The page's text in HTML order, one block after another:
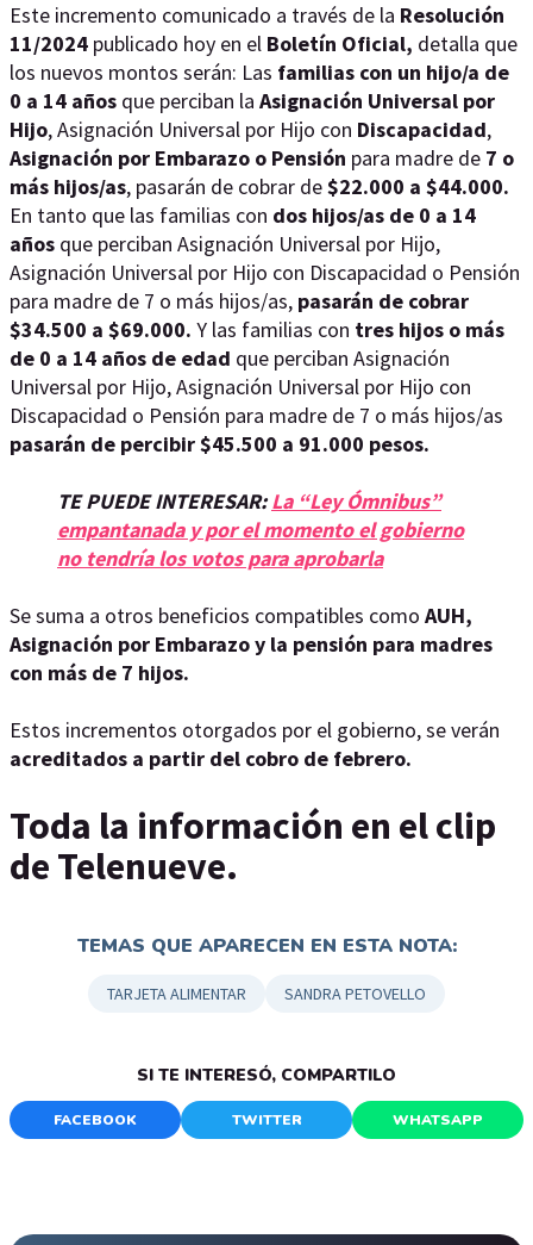
Este incremento comunicado a través de la Resolución
11/2024 publicado hoy en el Boletín Oficial, detalla que
los nuevos montos serán: Las familias con un hijo/a de
0 a 14 años que perciban la Asignación Universal por
Hijo, Asignación Universal por Hijo con Discapacidad,
Asignación por Embarazo o Pensión para madre de 7 o
más hijos/as, pasarán de cobrar de$22.000 a $44.000.
En tanto que las familias con dos hijos/as de 0 a 14
años que perciban Asignación Universal por Hijo,
Asignación Universal por Hijo con Discapacidad o Pensión
para madre de 7 o más hijos/as, pasarán de cobrar
$34.500 a $69.000. Y las familias con tres hijos o más
de 0 a 14 años de edad que perciban Asignación
Universal por Hijo, Asignación Universal por Hijo con
Discapacidad o Pensión para madre de 7 o más hijos/as
pasarán de percibir $45.500 a 91.000 pesos.
TE PUEDE INTERESAR:La “Ley Ómnibus”
empantanada y por el momento el gobierno
no tendría los votos para aprobarla
Se suma a otros beneficios compatibles como AUH,
Asignación por Embarazo y la pensión para madres
con más de 7 hijos.
Estos incrementos otorgados por el gobierno, se verán
acreditados a partir del cobro de febrero.
Toda la información en el clip
de Telenueve.
TEMAS QUE APARECEN EN ESTA NOTA:
TARJETA ALIMENTAR SANDRA PETOVELLO
SI TE INTERESÓ, COMPARTILO
FACEBOOK TWITTER WHATSAPP